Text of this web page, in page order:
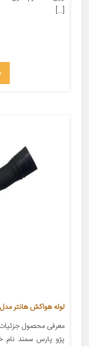
[…]
لوله هواکش هانتر مدل 427554 مناسب برای پژو 405
پژو پارس سمند